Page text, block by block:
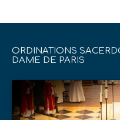
ORDINATIONS
DAME DE PARIS